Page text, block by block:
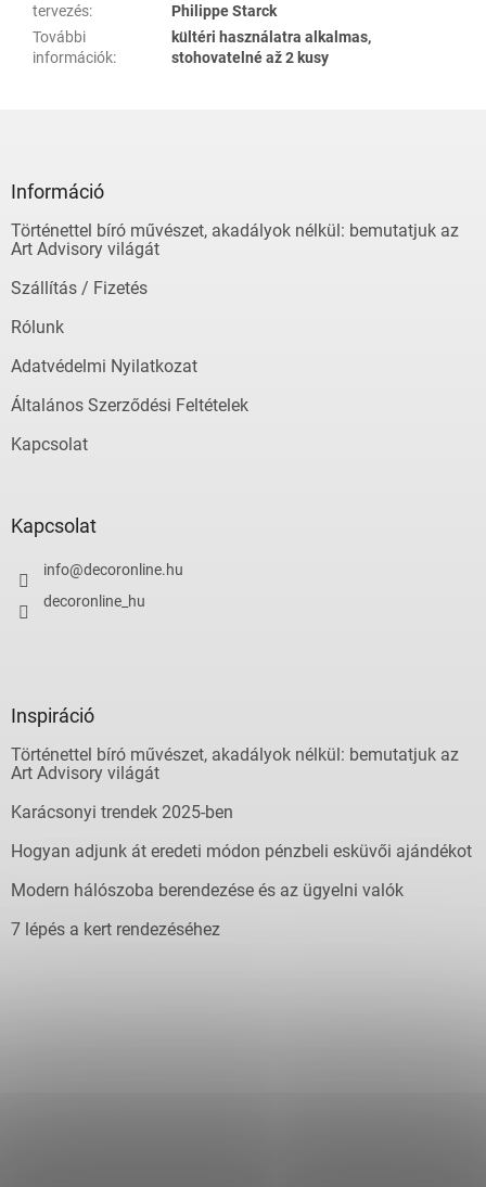
tervezés:
Philippe Starck
További
információk:
kültéri használatra alkalmas,
stohovatelné až 2 kusy
Információ
Történettel bíró művészet, akadályok nélkül: bemutatjuk az
Art Advisory világát
Szállítás / Fizetés
Rólunk
Adatvédelmi Nyilatkozat
Általános Szerződési Feltételek
Kapcsolat
Kapcsolat
info@decoronline.hu
decoronline_hu
Inspiráció
Történettel bíró művészet, akadályok nélkül: bemutatjuk az
Art Advisory világát
Karácsonyi trendek 2025-ben
Hogyan adjunk át eredeti módon pénzbeli esküvői ajándékot
Modern hálószoba berendezése és az ügyelni valók
7 lépés a kert rendezéséhez